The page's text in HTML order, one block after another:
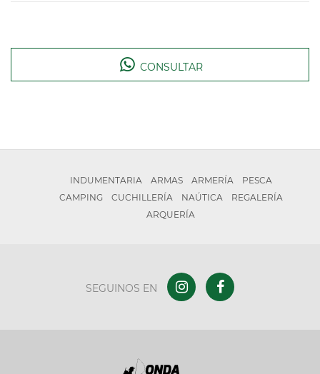
CONSULTAR
INDUMENTARIA ARMAS ARMERÍA
PESCA
CAMPING
CUCHILLERÍA NAÚTICA
REGALERÍA
ARQUERÍA
SEGUINOS EN